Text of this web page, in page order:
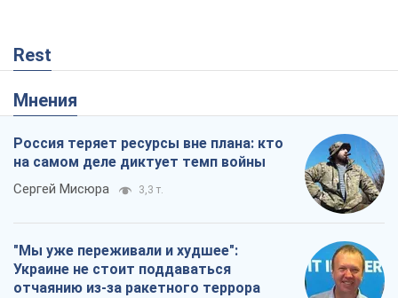
Rest
Мнения
Россия теряет ресурсы вне плана: кто
на самом деле диктует темп войны
Сергей Мисюра 3,3 т.
"Мы уже переживали и худшее":
Украине не стоит поддаваться
отчаянию из-за ракетного террора